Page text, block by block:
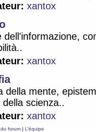
xantox
dell'informazione,
xantox
della mente,
della scienza..
xantox
forum | L’équipe